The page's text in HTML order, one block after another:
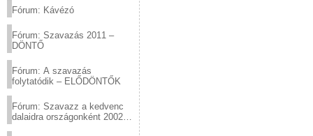
Fórum: Kávézó
Fórum: Szavazás 2011 –
DÖNTŐ
Fórum: A szavazás
folytatódik – ELŐDÖNTŐK
Fórum: Szavazz a kedvenc
dalaidra országonként 2002